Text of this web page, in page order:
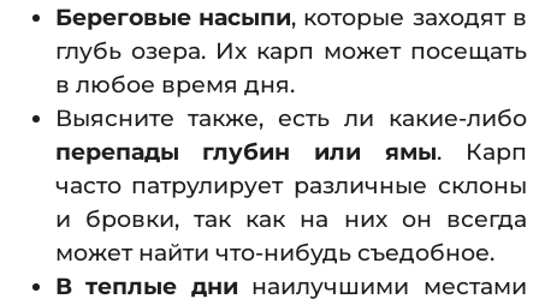
Береговые насыпи, которые заходят в
глубь озера. Их карп может посещать
в любое время дня.
Выясните также, есть ли какие-либо
перепады глубин или ямы. Карп
часто патрулирует различные склоны
и бровки, так как на них он всегда
может найти что-нибудь съедобное.
В теплые дни наилучшими местами